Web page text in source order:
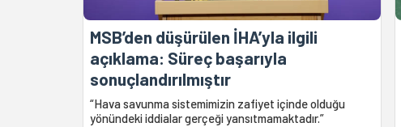
MSB’den düşürülen İHA’yla ilgili
açıklama: Süreç başarıyla
sonuçlandırılmıştır
“Hava savunma sistemimizin zafiyet içinde olduğu
yönündeki iddialar gerçeği yansıtmamaktadır.”